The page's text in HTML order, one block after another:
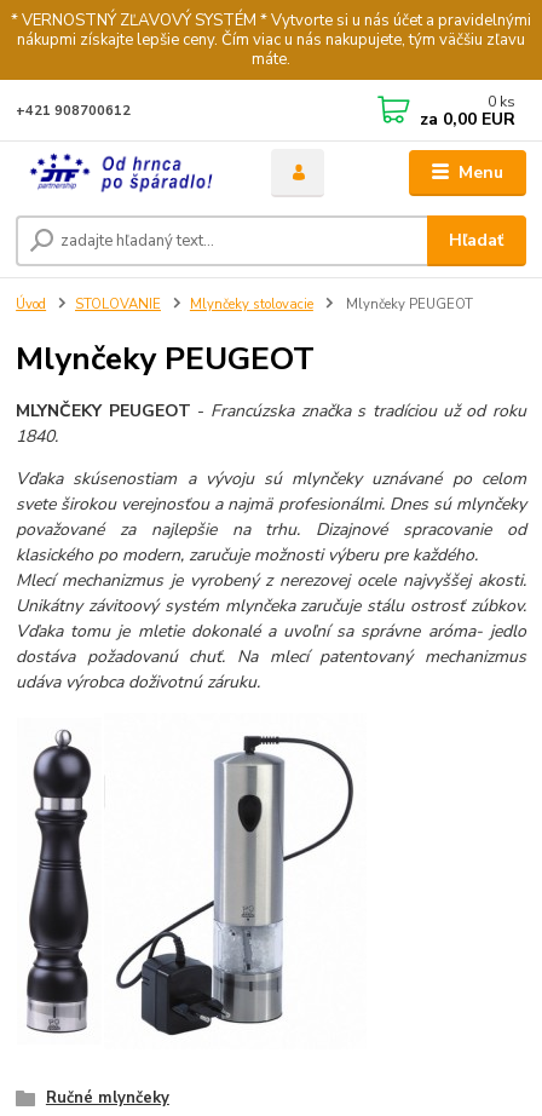
* VERNOSTNÝ ZĽAVOVÝ SYSTÉM * Vytvorte si u nás účet a pravidelnými
nákupmi získajte lepšie ceny. Čím viac u nás nakupujete, tým väčšiu zľavu
máte.
Menu
Hľadať
+421 908700612 0 ks
za 0,00 EUR
Úvod STOLOVANIE Mlynčeky stolovacie Mlynčeky PEUGEOT
Mlynčeky PEUGEOT
MLYNČEKY PEUGEOT - Francúzska značka s tradíciou už od roku
1840.
Vďaka skúsenostiam a vývoju sú mlynčeky uznávané po celom
svete širokou verejnosťou a najmä profesionálmi. Dnes sú mlynčeky
považované za najlepšie na trhu. Dizajnové spracovanie od
klasického po modern, zaručuje možnosti výberu pre každého.
Mlecí mechanizmus je vyrobený z nerezovej ocele najvyššej akosti.
Unikátny závitoový systém mlynčeka zaručuje stálu ostrosť zúbkov.
Vďaka tomu je mletie dokonalé a uvoľní sa správne aróma- jedlo
dostáva požadovanú chuť. Na mlecí patentovaný mechanizmus
udáva výrobca doživotnú záruku.
Ručné mlynčeky